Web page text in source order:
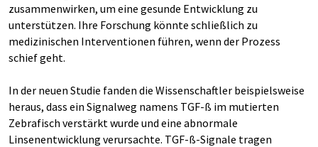
zusammenwirken, um eine gesunde Entwicklung zu
unterstützen. Ihre Forschung könnte schließlich zu
medizinischen Interventionen führen, wenn der Prozess
schief geht.
In der neuen Studie fanden die Wissenschaftler beispielsweise
heraus, dass ein Signalweg namens TGF-ß im mutierten
Zebrafisch verstärkt wurde und eine abnormale
Linsenentwicklung verursachte. TGF-ß-Signale tragen